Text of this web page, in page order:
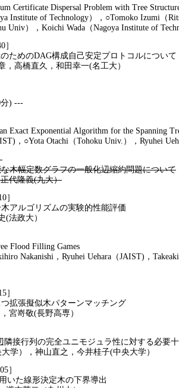
Dispersal Problem with Tree
of Technology），○Tomoko Izumi（
），Koichi Wada（Nagoya Institute of
］
めのDAG構成自己安定プロトコルについて
橋直久，和田幸一(名工大）
) ---
Exponential Algorithm for the Spanning
○Yota Otachi（Tohoku Univ.），Ryuhei
木幅定数グラフの一般化辺縮約問題について
代隆義(九大）
］
ルゴリズムの実験的性能評価
政大）
Filling Games
，Ryuhei Uehara（JAIST)，Takeaki
］
張擬似木パターンマッチング
嵜敬(長野高専）
行列の完全ユニモジュラ性に対する必要十
，神山直之，今井桂子(中央大学）
］
た線形決定木の下界導出